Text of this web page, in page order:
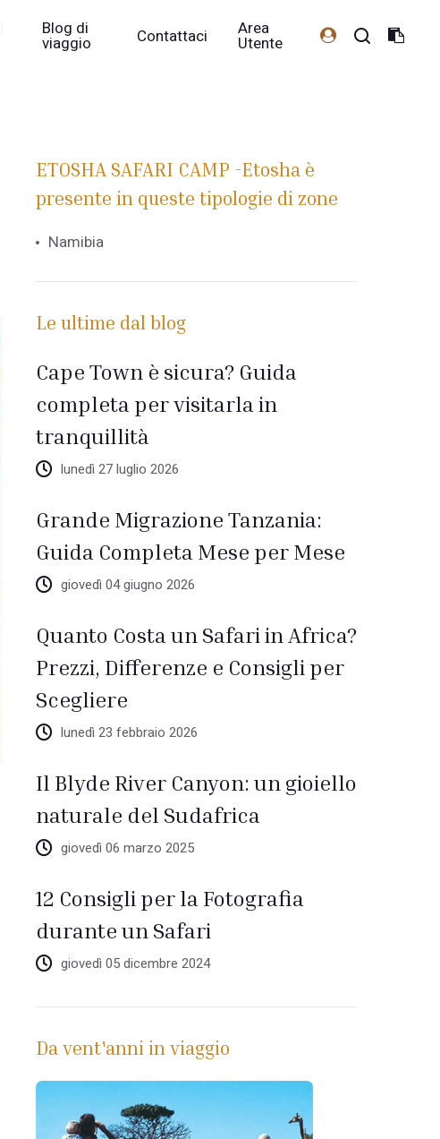
Blog di
viaggio Contattaci Area
Utente
ETOSHA SAFARI CAMP -Etosha è
presente in queste tipologie di zone
Namibia
Le ultime dal blog
Cape Town è sicura? Guida
completa per visitarla in
tranquillità
lunedì 27 luglio 2026
Grande Migrazione Tanzania:
Guida Completa Mese per Mese
giovedì 04 giugno 2026
Quanto Costa un Safari in Africa?
Prezzi, Differenze e Consigli per
Scegliere
lunedì 23 febbraio 2026
Il Blyde River Canyon: un gioiello
naturale del Sudafrica
giovedì 06 marzo 2025
12 Consigli per la Fotografia
durante un Safari
giovedì 05 dicembre 2024
Da vent'anni in viaggio